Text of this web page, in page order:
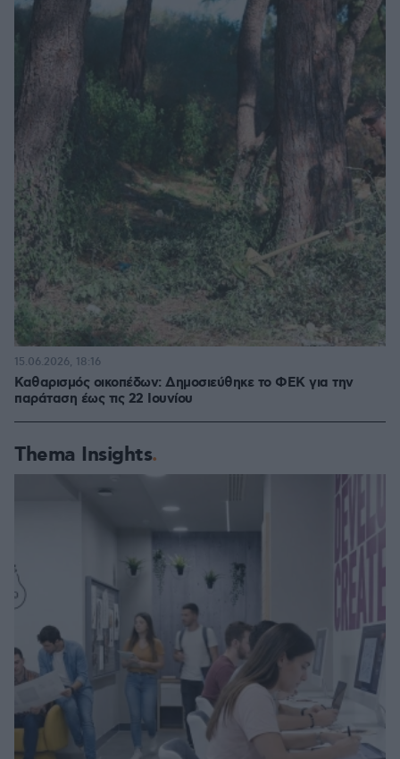
Καθαρισμός οικοπέδων: Δημοσιεύθηκε το ΦΕΚ για την
παράταση έως τις 22 Ιουνίου
15.06.2026, 18:16
Thema Insights